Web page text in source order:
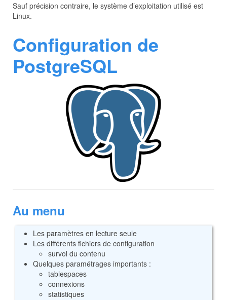
Sauf précision contraire, le système d’exploitation utilisé est
Linux.
Configuration de
PostgreSQL
Au menu
Les paramètres en lecture seule
Les différents fichiers de configuration
survol du contenu
Quelques paramétrages importants :
tablespaces
connexions
statistiques